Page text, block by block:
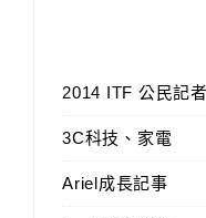
2014 ITF 公民記者
3C科技、家電
Ariel成長記事